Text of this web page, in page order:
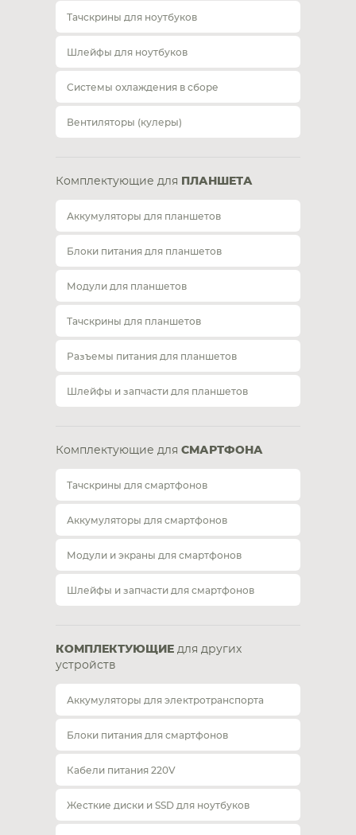
Тачскрины для ноутбуков
Шлейфы для ноутбуков
Системы охлаждения в сборе
Вентиляторы (кулеры)
Комплектующие для ПЛАНШЕТА
Аккумуляторы для планшетов
Блоки питания для планшетов
Модули для планшетов
Тачскрины для планшетов
Разъемы питания для планшетов
Шлейфы и запчасти для планшетов
Комплектующие для СМАРТФОНА
Тачскрины для смартфонов
Аккумуляторы для смартфонов
Модули и экраны для смартфонов
Шлейфы и запчасти для смартфонов
КОМПЛЕКТУЮЩИЕ для других
устройств
Аккумуляторы для электротранспорта
Блоки питания для смартфонов
Кабели питания 220V
Жесткие диски и SSD для ноутбуков